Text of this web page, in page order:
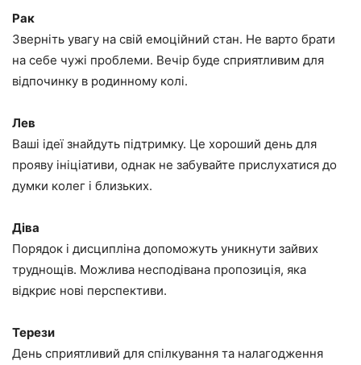
Рак
Зверніть увагу на свій емоційний стан. Не варто брати
на себе чужі проблеми. Вечір буде сприятливим для
відпочинку в родинному колі.
Лев
Ваші ідеї знайдуть підтримку. Це хороший день для
прояву ініціативи, однак не забувайте прислухатися до
думки колег і близьких.
Діва
Порядок і дисципліна допоможуть уникнути зайвих
труднощів. Можлива несподівана пропозиція, яка
відкриє нові перспективи.
Терези
День сприятливий для спілкування та налагодження